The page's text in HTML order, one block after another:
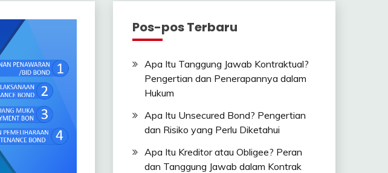
Pos-pos Terbaru
Apa Itu Tanggung Jawab Kontraktual?
Pengertian dan Penerapannya dalam
Hukum
Apa Itu Unsecured Bond? Pengertian
dan Risiko yang Perlu Diketahui
Apa Itu Kreditor atau Obligee? Peran
dan Tanggung Jawab dalam Kontrak